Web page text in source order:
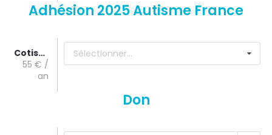
Adhésion 2025 Autisme France
Cotisation
55 € /
an
Sélectionner...
Don